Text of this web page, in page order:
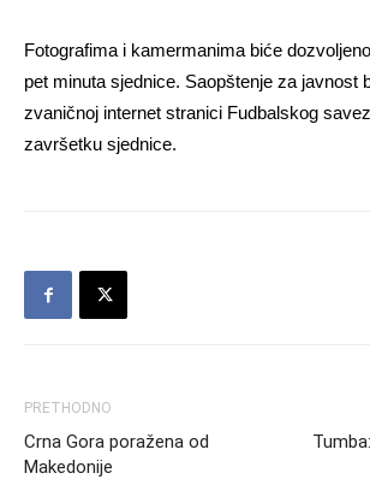
Fotografima i kamermanima biće
pet minuta sjednice. Saopštenje za javnost
zvaničnoj internet stranici Fudbalskog
završetku sjednice.
PRETHODNO
Crna Gora poražena od
Makedonije